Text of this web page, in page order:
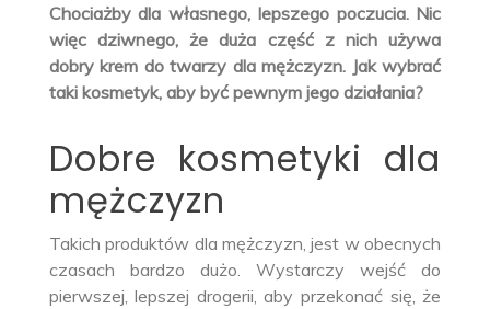
Chociażby dla własnego, lepszego poczucia. Nic
więc dziwnego, że duża część z nich używa
dobry krem do twarzy dla mężczyzn. Jak wybrać
taki kosmetyk, aby być pewnym jego działania?
Dobre kosmetyki dla
mężczyzn
Takich produktów dla mężczyzn, jest w obecnych
czasach bardzo dużo. Wystarczy wejść do
pierwszej, lepszej drogerii, aby przekonać się, że